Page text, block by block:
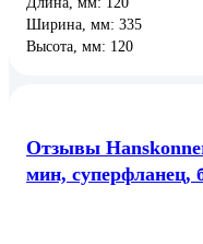
Ширина, мм: 335
Высота, мм: 120
Отзывы
мин, суперфланец,